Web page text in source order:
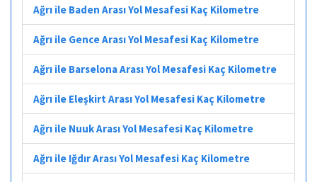
Ağrı ile Baden Arası Yol Mesafesi Kaç Kilometre
Ağrı ile Gence Arası Yol Mesafesi Kaç Kilometre
Ağrı ile Barselona Arası Yol Mesafesi Kaç Kilometre
Ağrı ile Eleşkirt Arası Yol Mesafesi Kaç Kilometre
Ağrı ile Nuuk Arası Yol Mesafesi Kaç Kilometre
Ağrı ile Iğdır Arası Yol Mesafesi Kaç Kilometre